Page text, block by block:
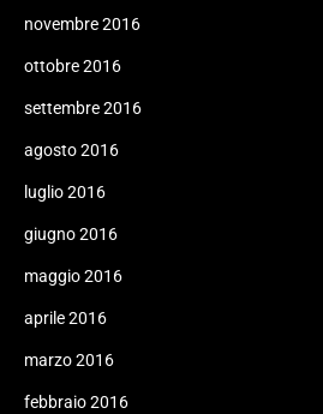
novembre 2016
ottobre 2016
settembre 2016
agosto 2016
luglio 2016
giugno 2016
maggio 2016
aprile 2016
marzo 2016
febbraio 2016